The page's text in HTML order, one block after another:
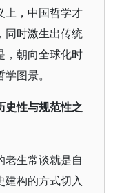
上，中国哲学才
同时激生出传统
，朝向全球化时
图景。
史性与规范性之
老生常谈就是自
建构的方式切入